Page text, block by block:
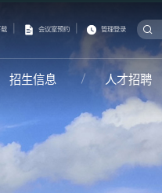
会议室预约 管理登录
招生信息 人才招聘